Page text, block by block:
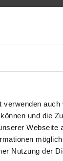
und die
Webseite
Nutzung der
und
und auf